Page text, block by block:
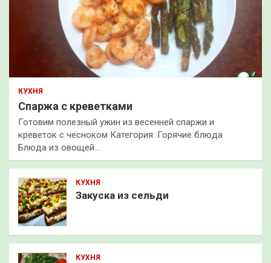
КУХНЯ
Спаржа с креветками
Готовим полезный ужин из весенней спаржи и
креветок с чесноком Категория: Горячие блюда
Блюда из овощей…
КУХНЯ
Закуска из сельди
КУХНЯ